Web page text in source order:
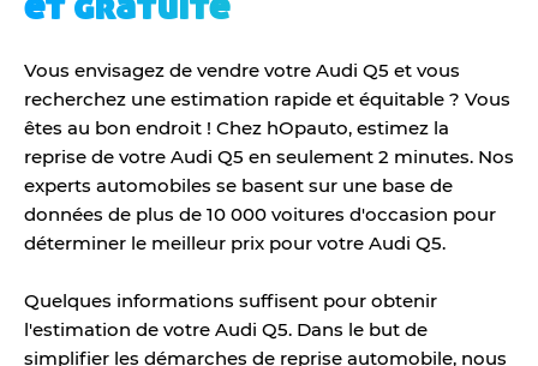
Vous envisagez de vendre votre Audi Q5 et vous
recherchez une estimation rapide et équitable ? Vous
êtes au bon endroit ! Chez hOpauto, estimez la
reprise de votre Audi Q5 en seulement 2 minutes. Nos
experts automobiles se basent sur une base de
données de plus de 10 000 voitures d'occasion pour
déterminer le meilleur prix pour votre Audi Q5.
Quelques informations suffisent pour obtenir
l'estimation de votre Audi Q5. Dans le but de
simplifier les démarches de reprise automobile, nous